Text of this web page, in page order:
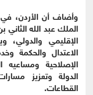
وأضاف أن الأردن، في
الملك عبد الله
الإقليمي والدولي،
الاعتدال والحكمة
الإصلاحية
الدولة وتعزيز
القطاعات.